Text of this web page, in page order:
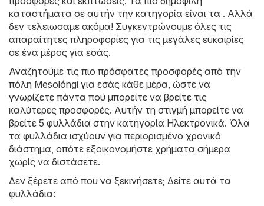
καταστήματα σε αυτήν την κατηγορία είναι τα . Αλλά
δεν τελειωσαμε ακόμα! Συγκεντρώνουμε όλες τις
απαραίτητες πληροφορίες για τις μεγάλες ευκαιρίες
σε ένα μέρος για εσάς.
Αναζητούμε τις πιο πρόσφατες προσφορές από την
πόλη Mesolóngi για εσάς κάθε μέρα, ώστε να
γνωρίζετε πάντα πού μπορείτε να βρείτε τις
καλύτερες προσφορές. Αυτήν τη στιγμή μπορείτε να
βρείτε 5 φυλλάδια στην κατηγορία Hλεκτρονικά. Όλα
τα φυλλάδια ισχύουν για περιορισμένο χρονικό
διάστημα, οπότε εξοικονομήστε χρήματα σήμερα
χωρίς να διστάσετε.
Δεν ξέρετε από που να ξεκινήσετε; Δείτε αυτά τα
φυλλάδια: